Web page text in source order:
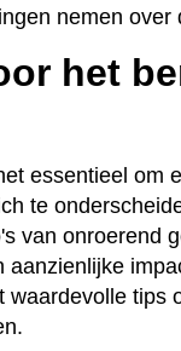
nemen
het
essentieel om
te
van onroerend
tips